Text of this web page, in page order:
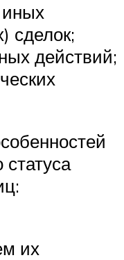
иных
сделок;
действий;
статуса
их